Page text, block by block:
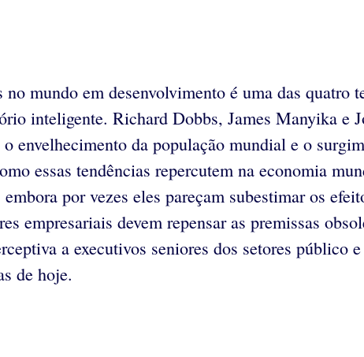
mundo em desenvolvimento é uma das
inteligente. Richard Dobbs, James Manyika e
envelhecimento da população mundial e o
essas tendências repercutem na economia
por vezes eles pareçam subestimar os
empresariais devem repensar as premissas
a executivos seniores dos setores
de hoje.